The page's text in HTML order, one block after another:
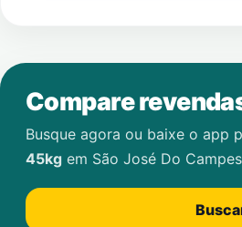
Compare
Busque agora ou baixe o app
45kg em São José Do